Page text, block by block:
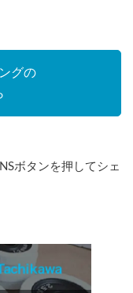
グの
ボタンを押してシェ